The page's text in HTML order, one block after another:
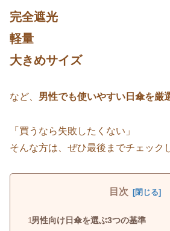
完全遮光
軽量
大きめサイズ
など、 男性でも使いやすい日傘を厳
「買うなら失敗したくない」
そんな方は、ぜひ最後までチェック
目次
男性向け日傘を選ぶ3つの基準